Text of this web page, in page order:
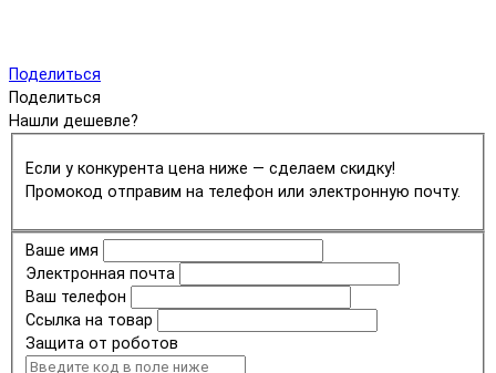
Поделиться
Поделиться
Нашли дешевле?
Если у конкурента цена ниже — сделаем скидку!
Промокод отправим на телефон или электронную почту.
Ваше имя
Электронная почта
Ваш телефон
Ссылка на товар
Защита от роботов